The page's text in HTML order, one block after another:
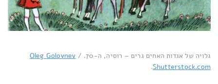
גלויה של אגדות האחים גרים – רוסיה, ה-70. Oleg Golovnev /
Shutterstock.com
.